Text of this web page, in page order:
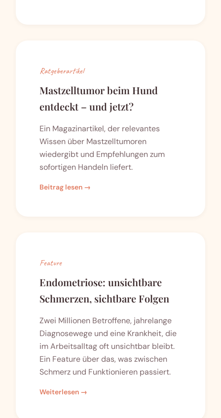
Ratgeberartikel
Mastzelltumor beim Hund
entdeckt – und jetzt?
Ein Magazinartikel, der relevantes
Wissen über Mastzelltumoren
wiedergibt und Empfehlungen zum
sofortigen Handeln liefert.
Beitrag lesen →
Feature
Endometriose: unsichtbare
Schmerzen, sichtbare Folgen
Zwei Millionen Betroffene, jahrelange
Diagnosewege und eine Krankheit, die
im Arbeitsalltag oft unsichtbar bleibt.
Ein Feature über das, was zwischen
Schmerz und Funktionieren passiert.
Weiterlesen →